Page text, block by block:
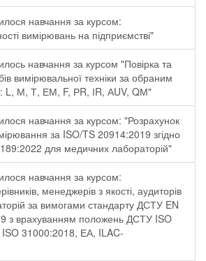
навчання за курсом:
вимірювань на підприємстві"
навчання за курсом "Повірка та
вимірювальної техніки за обраним
L, М, Т, ЕМ, F, РR, ІR, АUV, QМ"
навчання за курсом: "Розрахунок
за ISO/TS 20914:2019 згідно
для медичних лабораторій"
навчання за курсом:
менеджерів з якості, аудиторів
за вимогами стандарту ДСТУ EN
з врахуванням положень ДСТУ ISO
31000:2018, ЕА, ILAC-